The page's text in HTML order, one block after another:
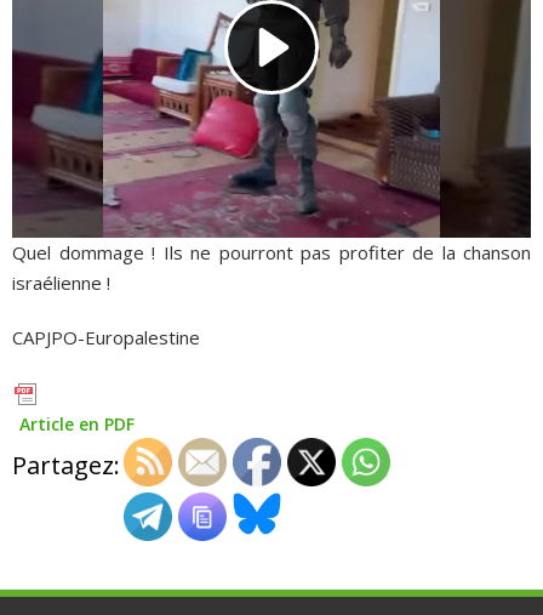
Quel dommage ! Ils ne pourront pas profiter de la chanson
israélienne !
CAPJPO-Europalestine
Article en PDF
Partagez: